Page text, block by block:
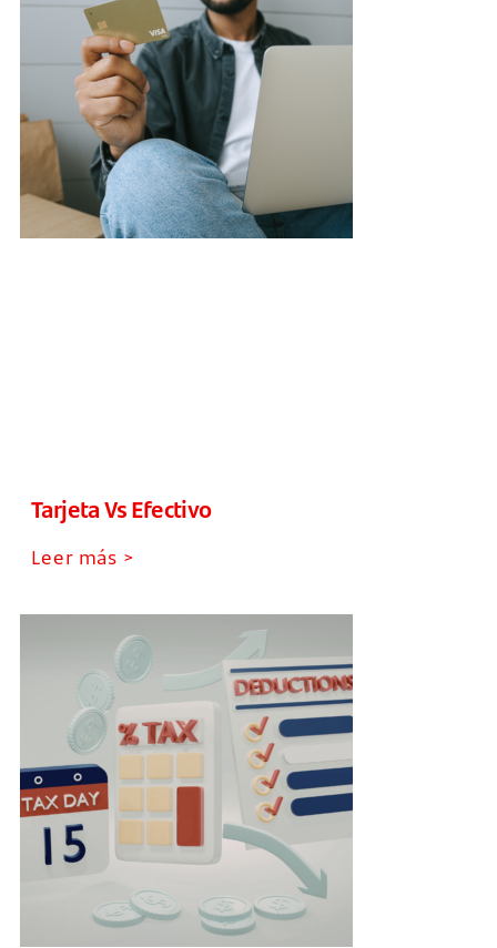
Tarjeta Vs Efectivo
Leer más >